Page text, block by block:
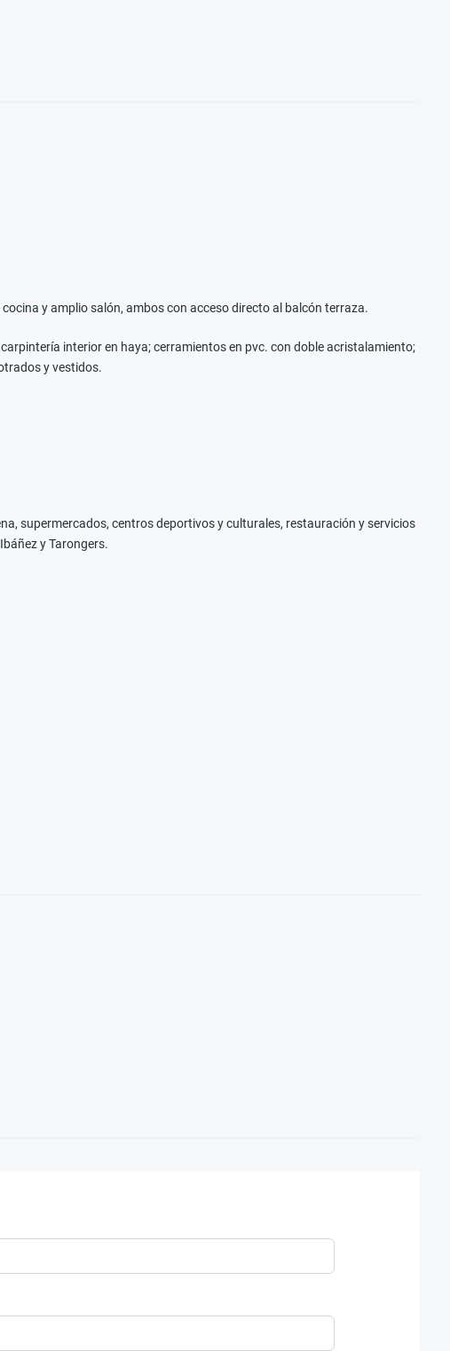
y amplio salón, ambos con acceso directo al balcón terraza.
interior en haya; cerramientos en pvc. con doble acristalamiento;
y vestidos.
supermercados, centros deportivos y culturales, restauración y servicios
y Tarongers.